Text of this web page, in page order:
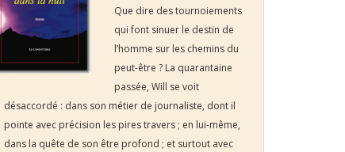
Que dire des tournoiements
qui font sinuer le destin de
l’homme sur les chemins du
peut-être ? La quarantaine
passée, Will se voit
désaccordé : dans son métier de journaliste, dont il
pointe avec précision les pires travers ; en lui-même,
dans la quête de son être profond ; et surtout avec